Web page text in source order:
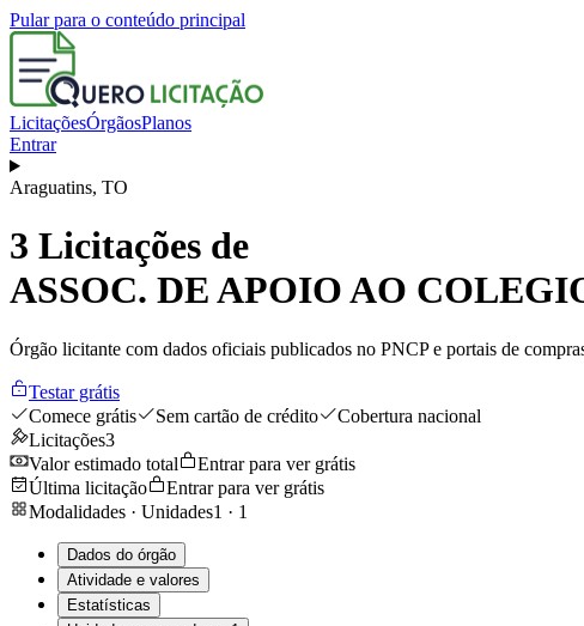
Pular para o conteúdo principal
LicitaçõesÓrgãosPlanos
Entrar
Araguatins, TO
3 Licitações de
ASSOC. DE APOIO AO
Órgão licitante com dados oficiais publicados no PNCP e portais de
Testar grátis
Comece grátis
Sem cartão de crédito
Cobertura nacional
Licitações3
Valor estimado total
Entrar para ver grátis
Última licitação
Entrar para ver grátis
Modalidades · Unidades1 · 1
Dados do órgão
Atividade e valores
Estatísticas